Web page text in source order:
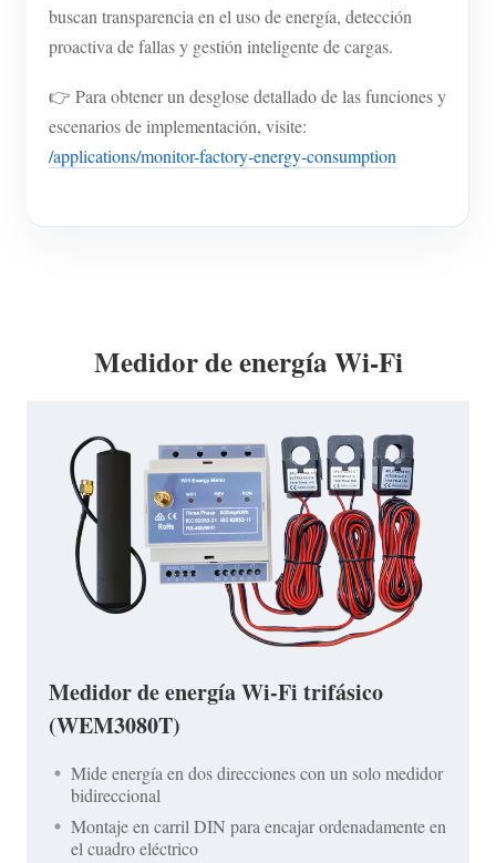
buscan transparencia en el uso de energía, detección
proactiva de fallas y gestión inteligente de cargas.
👉 Para obtener un desglose detallado de las funciones y
escenarios de implementación, visite:
/applications/monitor-factory-energy-consumption
Medidor de energía Wi-Fi
Medidor de energía Wi-Fi trifásico
(WEM3080T)
Mide energía en dos direcciones con un solo medidor
bidireccional
Montaje en carril DIN para encajar ordenadamente en
el cuadro eléctrico